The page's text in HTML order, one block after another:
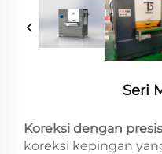
Seri
Koreksi dengan
koreksi kepingan